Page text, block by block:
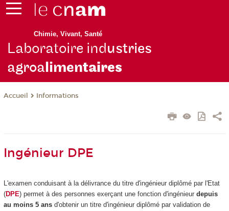
Chimie, Vivant, Santé
Laboratoire industries
agroalimentaires
Accueil Informations
Ingénieur DPE
L'examen conduisant à la délivrance du titre d'ingénieur diplômé par l'Etat
(DPE) permet à des personnes exerçant une fonction d'ingénieur depuis
au moins 5 ansd'obtenir un titre d'ingénieur diplômé par validation de